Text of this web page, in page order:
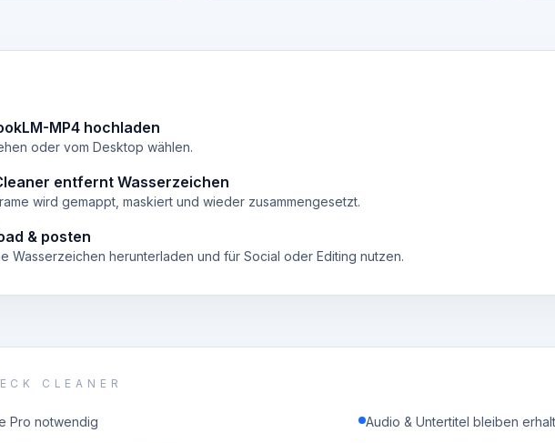
MP4 hochladen
oder vom Desktop wählen.
entfernt Wasserzeichen
wird gemappt, maskiert und wieder zusammengesetzt.
& posten
Wasserzeichen herunterladen und für Social oder Editing nutzen.
CLEANER
Pro notwendig Audio & Untertitel bleiben